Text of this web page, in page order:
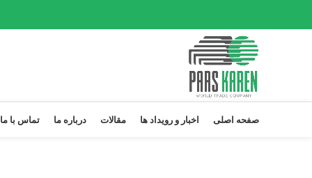
صفحه اصلی اخبار و رویداد ها مقالات درباره ما تماس با ما